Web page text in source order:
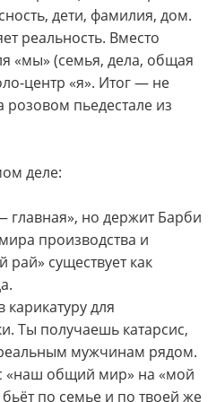
дети, фамилия, дом.
реальность. Вместо
«мы» (семья, дела, общая
центр «я». Итог — не
розовом пьедестале из
деле:
главная», но держит Барби
производства и
рай» существует как
для
Ты получаешь катарсис,
мужчинам рядом.
«наш общий мир» на «мой
по семье и по твоей же